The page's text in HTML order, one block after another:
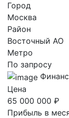
Город
Москва
Район
Восточный AO
Метро
По запросу
Цена
65 000 000 ₽
Прибыль в